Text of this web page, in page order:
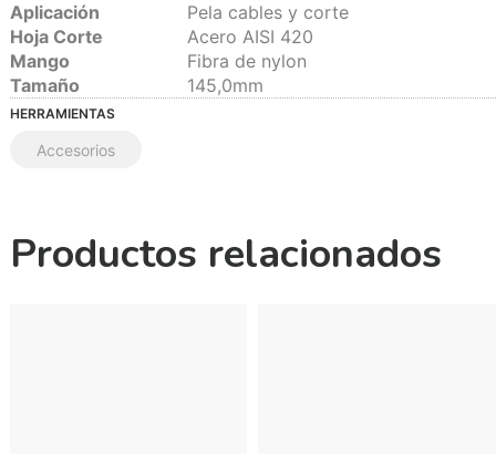
Aplicación
Pela cables y corte
Hoja Corte
Acero AISI 420
Mango
Fibra de nylon
Tamaño
145,0mm
HERRAMIENTAS
Accesorios
Productos relacionados